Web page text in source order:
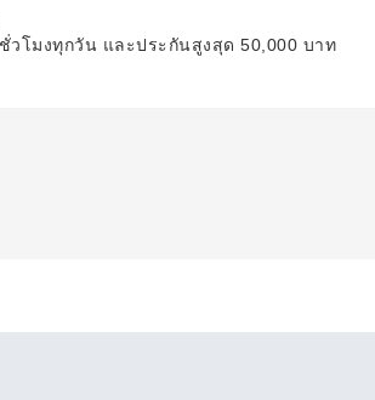
วโมงทุกวัน และประกันสูงสุด 50,000 บาท